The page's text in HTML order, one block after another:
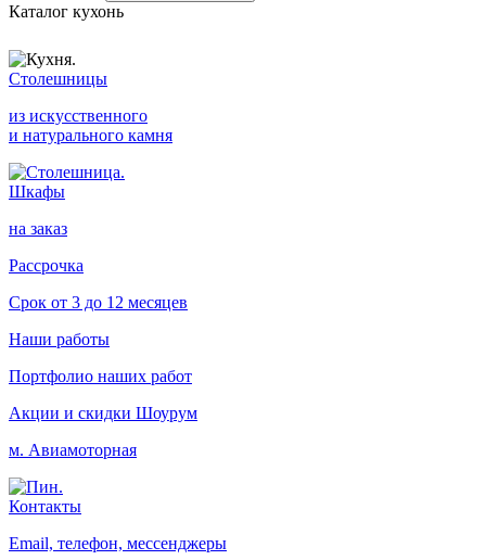
Каталог кухонь
Столешницы
из искусственного
и натурального камня
Шкафы
на заказ
Рассрочка
Срок от 3 до 12 месяцев
Наши работы
Портфолио наших работ
Акции и скидки Шоурум
м. Авиамоторная
Контакты
Email, телефон, мессенджеры